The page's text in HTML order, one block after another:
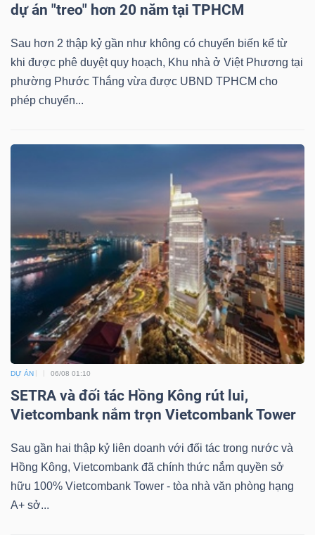
dự án "treo" hơn 20 năm tại TPHCM
Sau hơn 2 thập kỷ gần như không có chuyển biến kể từ
khi được phê duyệt quy hoạch, Khu nhà ở Việt Phương tại
phường Phước Thắng vừa được UBND TPHCM cho
phép chuyển...
DỰ ÁN 06/08 01:10
SETRA và đối tác Hồng Kông rút lui,
Vietcombank nắm trọn Vietcombank Tower
Sau gần hai thập kỷ liên doanh với đối tác trong nước và
Hồng Kông, Vietcombank đã chính thức nắm quyền sở
hữu 100% Vietcombank Tower - tòa nhà văn phòng hạng
A+ sở...